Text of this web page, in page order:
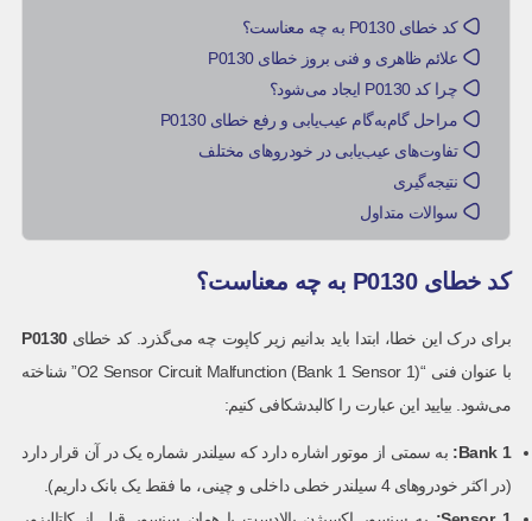
کد خطای P0130 به چه معناست؟
علائم ظاهری و فنی بروز خطای P0130
چرا کد P0130 ایجاد می‌شود؟
مراحل گام‌به‌گام عیب‌یابی و رفع خطای P0130
تفاوت‌های عیب‌یابی در خودروهای مختلف
نتیجه‌گیری
سوالات متداول
کد خطای P0130 به چه معناست؟
برای درک این خطا، ابتدا باید بدانیم زیر کاپوت چه می‌گذرد. کد خطایP0130
با عنوان فنی “O2 Sensor Circuit Malfunction (Bank 1 Sensor 1)” شناخته
می‌شود. بیایید این عبارت را کالبدشکافی کنیم:
Bank 1
: به سمتی از موتور اشاره دارد که سیلندر شماره یک در آن قرار دارد
(در اکثر خودروهای 4 سیلندر خطی داخلی و چینی، ما فقط یک بانک داریم).